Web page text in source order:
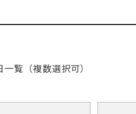
一覧（複数選択可）